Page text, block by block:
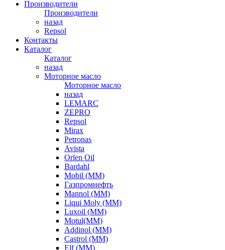
Производители
Производители
назад
Repsol
Контакты
Каталог
Каталог
назад
Моторное масло
Моторное масло
назад
LEMARC
ZEPRO
Repsol
Mirax
Petronas
Avista
Orlen Oil
Bardahl
Mobil (ММ)
Газпромнефть
Mannol (ММ)
Liqui Moly (ММ)
Luxoil (ММ)
Motul(ММ)
Addinol (ММ)
Castrol (ММ)
Elf (ММ)